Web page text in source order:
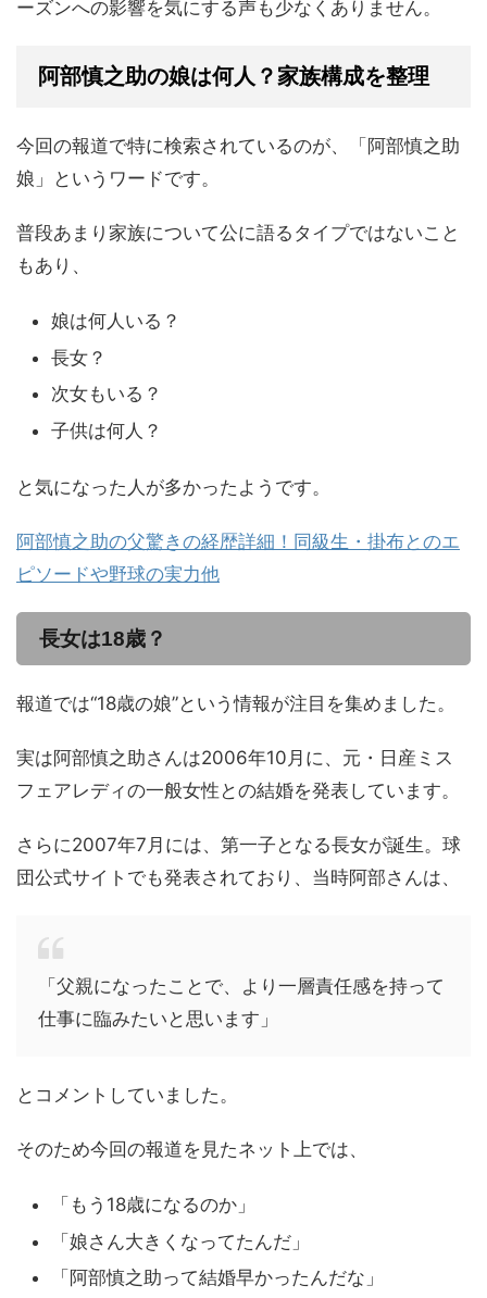
ーズンへの影響を気にする声も少なくありません。
阿部慎之助の娘は何人？家族構成を整理
今回の報道で特に検索されているのが、「阿部慎之助
娘」というワードです。
普段あまり家族について公に語るタイプではないこと
もあり、
娘は何人いる？
長女？
次女もいる？
子供は何人？
と気になった人が多かったようです。
阿部慎之助の父驚きの経歴詳細！同級生・掛布とのエ
ピソードや野球の実力他
長女は18歳？
報道では“18歳の娘”という情報が注目を集めました。
実は阿部慎之助さんは2006年10月に、元・日産ミス
フェアレディの一般女性との結婚を発表しています。
さらに2007年7月には、第一子となる長女が誕生。球
団公式サイトでも発表されており、当時阿部さんは、
「父親になったことで、より一層責任感を持って
仕事に臨みたいと思います」
とコメントしていました。
そのため今回の報道を見たネット上では、
「もう18歳になるのか」
「娘さん大きくなってたんだ」
「阿部慎之助って結婚早かったんだな」